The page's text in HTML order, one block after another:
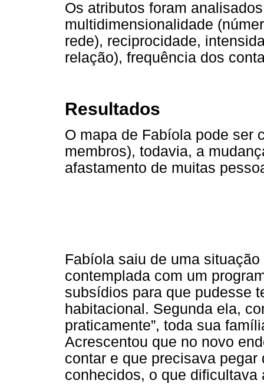
Os atributos foram
multidimensionalidade
rede), reciprocidade,
relação), frequência dos
Resultados
O mapa de Fabíola pode ser
membros), todavia, a
afastamento de muitas
Fabíola saiu de uma
contemplada com um
subsídios para que pudesse
habitacional. Segunda ela,
praticamente”, toda sua
Acrescentou que no novo
contar e que precisava
conhecidos, o que